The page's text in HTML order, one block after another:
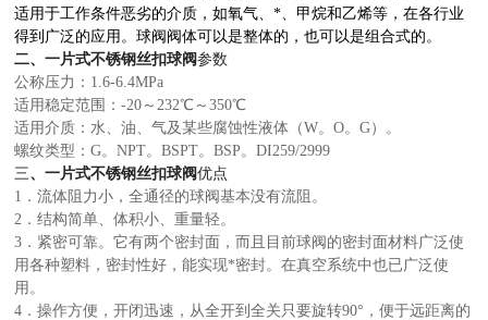
适用于工作条件恶劣的介质，如氧气、*、甲烷和乙烯等，在各行业
得到广泛的应用。球阀阀体可以是整体的，也可以是组合式的。
二、一片式不锈钢丝扣球阀参数
公称压力：1.6-6.4MPa
适用稳定范围：-20～232℃～350℃
适用介质：水、油、气及某些腐蚀性液体（W。O。G）。
螺纹类型：G。NPT。BSPT。BSP。DI259/2999
三、一片式不锈钢丝扣球阀优点
1．流体阻力小，全通径的球阀基本没有流阻。
2．结构简单、体积小、重量轻。
3．紧密可靠。它有两个密封面，而且目前球阀的密封面材料广泛使
用各种塑料，密封性好，能实现*密封。在真空系统中也已广泛使
用。
4．操作方便，开闭迅速，从全开到全关只要旋转90°，便于远距离的